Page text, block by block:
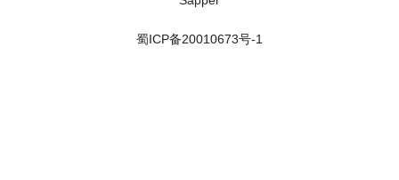
蜀ICP备20010673号-1